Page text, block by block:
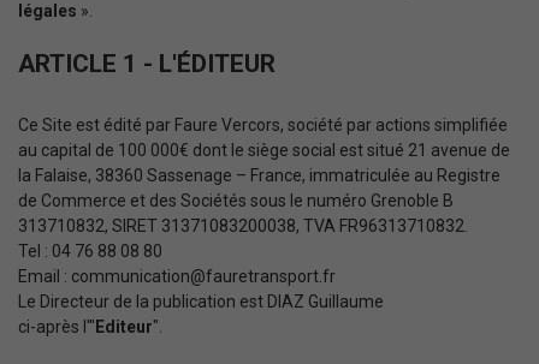
légales ».
ARTICLE 1 - L'ÉDITEUR
Ce Site est édité par Faure Vercors, société par actions simplifiée
au capital de 100 000€ dont le siège social est situé 21 avenue de
la Falaise, 38360 Sassenage – France, immatriculée au Registre
de Commerce et des Sociétés sous le numéro Grenoble B
313710832, SIRET 31371083200038, TVA FR96313710832.
Tel : 04 76 88 08 80
Email : communication@fauretransport.fr
Le Directeur de la publication est DIAZ Guillaume
ci-après l'" Editeur".